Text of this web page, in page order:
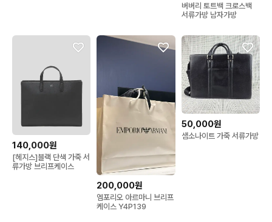
버버리 토트백 크로스백
서류가방 남자가방
140,000원
[헤지스]블랙 단색 가죽 서
류가방 브리프케이스
200,000원
엠포리오 아르마니 브리프
케이스 Y4P139
50,000원
샘소나이트 가죽 서류가방